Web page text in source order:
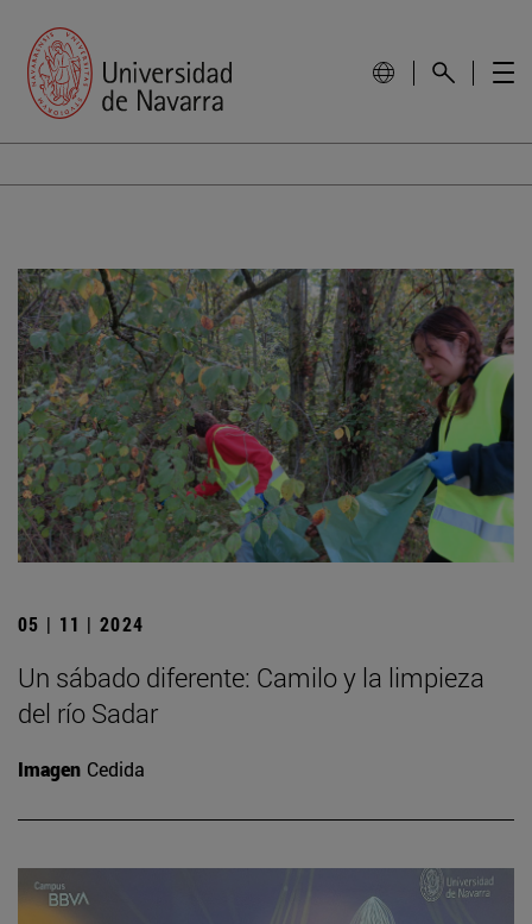
05 | 11 | 2024
Un sábado diferente: Camilo y la limpieza
del río Sadar
Imagen Cedida